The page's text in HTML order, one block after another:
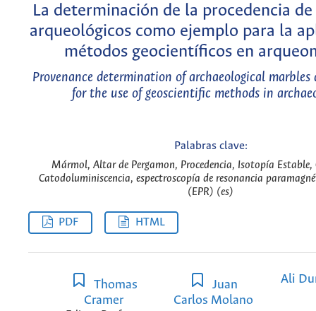
La determinación de la procedencia
arqueológicos como ejemplo para la
métodos geocientíficos en
Provenance determination of archaeological marbles
for the use of geoscientific methods in
Palabras clave:
Mármol, Altar de Pergamon, Procedencia, Isotopía Estable,
Catodoluminiscencia, espectroscopía de resonancia
(EPR) (es)
PDF HTML
Thomas
Cramer
Juan
Carlos Molano
Ali